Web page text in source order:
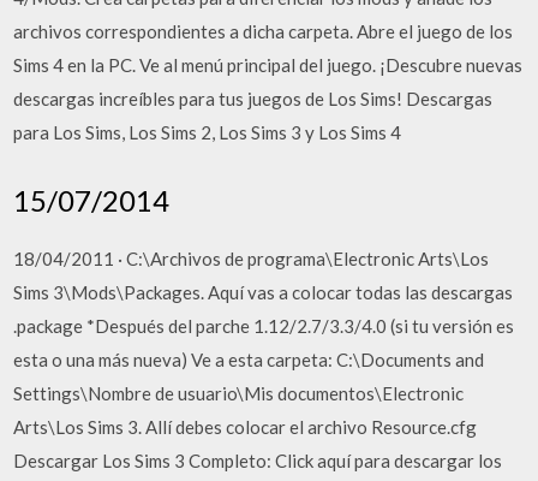
archivos correspondientes a dicha carpeta. Abre el juego de los
Sims 4 en la PC. Ve al menú principal del juego. ¡Descubre nuevas
descargas increíbles para tus juegos de Los Sims! Descargas
para Los Sims, Los Sims 2, Los Sims 3 y Los Sims 4
15/07/2014
18/04/2011 · C:\Archivos de programa\Electronic Arts\Los
Sims 3\Mods\Packages. Aquí vas a colocar todas las descargas
.package *Después del parche 1.12/2.7/3.3/4.0 (si tu versión es
esta o una más nueva) Ve a esta carpeta: C:\Documents and
Settings\Nombre de usuario\Mis documentos\Electronic
Arts\Los Sims 3. Allí debes colocar el archivo Resource.cfg
Descargar Los Sims 3 Completo: Click aquí para descargar los